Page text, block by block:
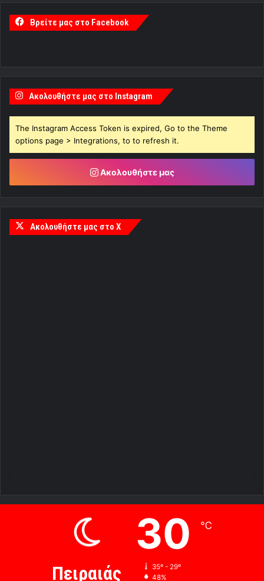
Βρείτε μας στο Facebook
Ακολουθήστε μας στο Instagram
The Instagram Access Token is expired, Go to the Theme
options page > Integrations, to to refresh it.
Ακολουθήστε μας
Ακολουθήστε μας στο X
Πειραιάς
30 ℃
35º - 29º
48%